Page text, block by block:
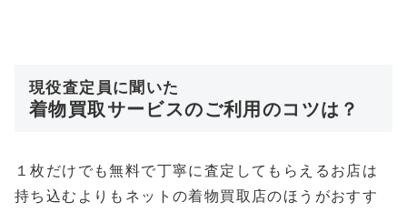
現役査定員に聞いた
着物買取サービスのご利用のコツは？
１枚だけでも無料で丁寧に査定してもらえるお店は
持ち込むよりもネットの着物買取店のほうがおすす